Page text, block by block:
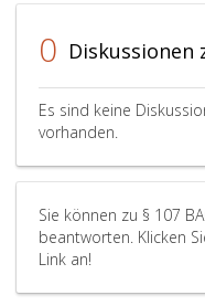
0 Diskussionen
Es sind keine
vorhanden.
Sie können zu § 107
beantworten. Klicken
Link an!